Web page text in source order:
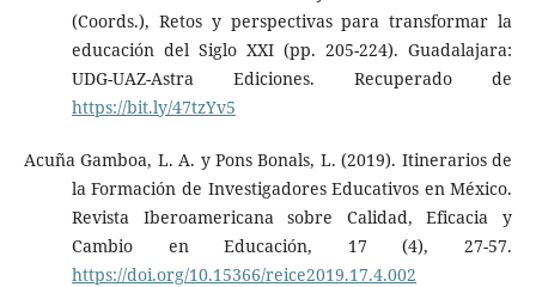
(Coords.), Retos y perspectivas para transformar la
educación del Siglo XXI (pp. 205-224). Guadalajara:
UDG-UAZ-Astra Ediciones. Recuperado de
https://bit.ly/47tzYv5
Acuña Gamboa, L. A. y Pons Bonals, L. (2019). Itinerarios de
la Formación de Investigadores Educativos en México.
Revista Iberoamericana sobre Calidad, Eficacia y
Cambio en Educación, 17 (4), 27-57.
https://doi.org/10.15366/reice2019.17.4.002